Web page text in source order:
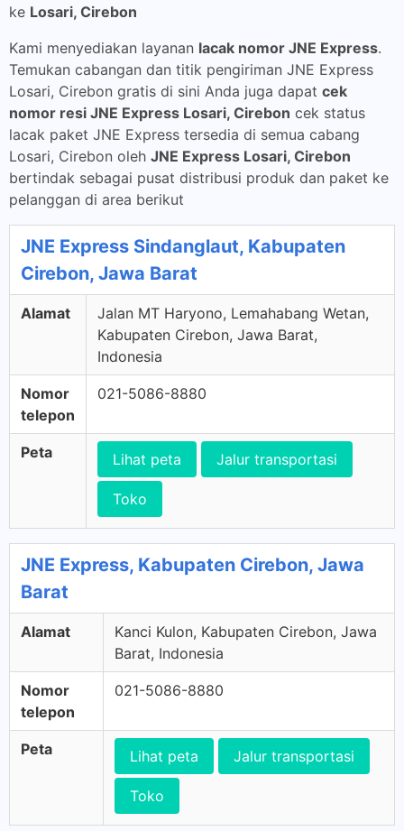
ke Losari, Cirebon
Kami menyediakan layanan lacak nomor JNE Express.
Temukan cabangan dan titik pengiriman JNE Express
Losari, Cirebon gratis di sini Anda juga dapat cek
nomor resi JNE Express Losari, Cirebon cek status
lacak paket JNE Express tersedia di semua cabang
Losari, Cirebon oleh JNE Express Losari, Cirebon
bertindak sebagai pusat distribusi produk dan paket ke
pelanggan di area berikut
JNE Express Sindanglaut, Kabupaten
Cirebon, Jawa Barat
Alamat
Jalan MT Haryono, Lemahabang Wetan,
Kabupaten Cirebon, Jawa Barat,
Indonesia
Nomor
telepon
021-5086-8880
Peta Lihat peta Jalur transportasi
Toko
JNE Express, Kabupaten Cirebon, Jawa
Barat
Alamat
Kanci Kulon, Kabupaten Cirebon, Jawa
Barat, Indonesia
Nomor
telepon
021-5086-8880
Peta Lihat peta Jalur transportasi
Toko